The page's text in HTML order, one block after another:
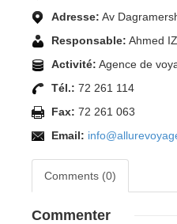
Adresse: Av
Responsable: Ahmed
Activité: Agence de
Tél.: 72 261 114
Fax: 72 261 063
Email:
Comments (0)
Commenter